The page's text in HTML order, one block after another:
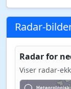
Radar-
Radar for
Viser radar-